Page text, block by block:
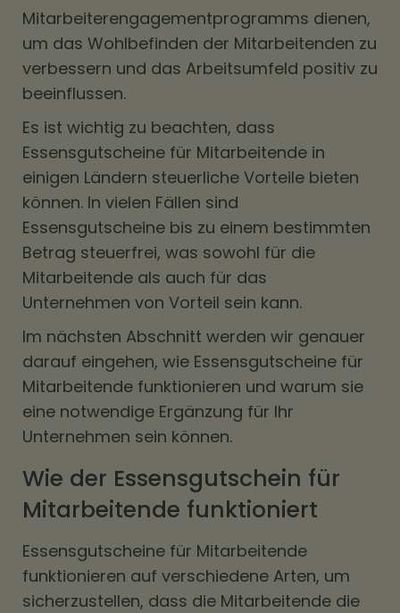
Mitarbeiterengagementprogramms dienen,
um das Wohlbefinden der Mitarbeitenden zu
verbessern und das Arbeitsumfeld positiv zu
beeinflussen.
Es ist wichtig zu beachten, dass
Essensgutscheine für Mitarbeitende in
einigen Ländern steuerliche Vorteile bieten
können. In vielen Fällen sind
Essensgutscheine bis zu einem bestimmten
Betrag steuerfrei, was sowohl für die
Mitarbeitende als auch für das
Unternehmen von Vorteil sein kann.
Im nächsten Abschnitt werden wir genauer
darauf eingehen, wie Essensgutscheine für
Mitarbeitende funktionieren und warum sie
eine notwendige Ergänzung für Ihr
Unternehmen sein können.
Wie der Essensgutschein für
Mitarbeitende funktioniert
Essensgutscheine für Mitarbeitende
funktionieren auf verschiedene Arten, um
sicherzustellen, dass die Mitarbeitende die